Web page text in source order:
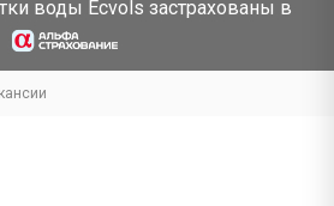
воды Ecvols застрахованы в